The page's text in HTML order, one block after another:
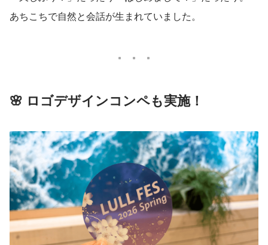
あちこちで自然と会話が生まれていました。
🌸 ロゴデザインコンペも実施！